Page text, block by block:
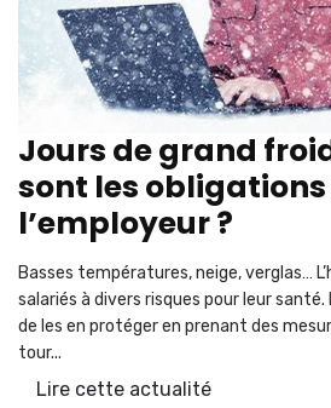
Jours de grand
sont les obligations
l’employeur ?
Basses températures, neige, verglas…
salariés à divers risques pour leur santé.
de les en protéger en prenant des
tour...
Lire cette actualité